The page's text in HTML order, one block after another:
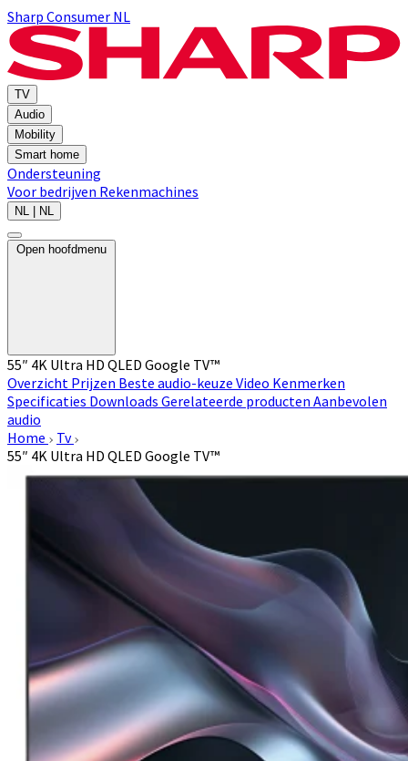
Sharp Consumer NL
TV
Audio
Mobility
Smart home
Ondersteuning
Voor bedrijven Rekenmachines
NL | NL
Open hoofdmenu
55″ 4K Ultra HD QLED Google TV™
Overzicht Prijzen Beste audio-keuze Video Kenmerken
Specificaties Downloads Gerelateerde producten Aanbevolen
audio
Home
Tv
55″ 4K Ultra HD QLED Google TV™